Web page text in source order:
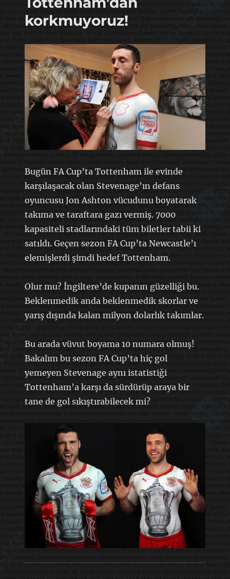
korkmuyoruz!
Bugün FA Cup’ta Tottenham ile evinde
karşılaşacak olan Stevenage’ın defans
oyuncusu Jon Ashton vücudunu boyatarak
takıma ve taraftara gazı vermiş. 7000
kapasiteli stadlarındaki tüm biletler tabii ki
satıldı. Geçen sezon FA Cup’ta Newcastle’ı
elemişlerdi şimdi hedef Tottenham.
Olur mu? İngiltere’de kupanın güzelliği bu.
Beklenmedik anda beklenmedik skorlar ve
yarış dışında kalan milyon dolarlık takımlar.
Bu arada vüvut boyama 10 numara olmuş!
Bakalım bu sezon FA Cup’ta hiç gol
yemeyen Stevenage aynı istatistiği
Tottenham’a karşı da sürdürüp araya bir
tane de gol sıkıştırabilecek mi?